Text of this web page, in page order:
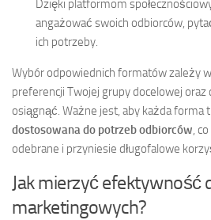
Dzięki platformom
angażować swoich odbiorców,
ich potrzeby.
Wybór odpowiednich formatów zależy
preferencji Twojej grupy docelowej oraz
osiągnąć. Ważne jest, aby każda forma
dostosowana do potrzeb odbiorców,
odebrane i przyniesie długofalowe
Jak mierzyć efektywność
marketingowych?